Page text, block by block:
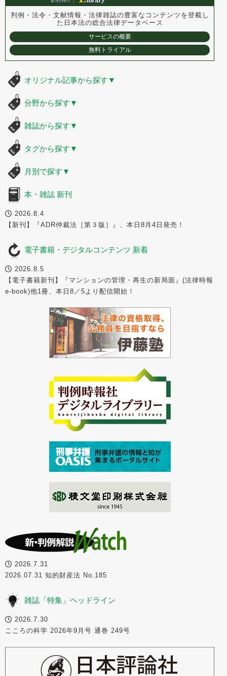
判例・法令・文献情報・法律雑誌の豊富なコンテンツを登載し
た 日本法の総合法律データベース
サービスの概要
無料トライアル
オリジナル記事から探す ▼
分野から探す ▼
雑誌から探す ▼
タグから探す ▼
月別で探す ▼
本・雑誌 新刊
2026.8.4
【新刊】『ADR仲裁法［第３版］』、本日8月4日発売！
電子書籍・デジタルコンテンツ 新着
2026.8.5
【電子書籍新刊】『マンションの管理・再生の新局面』(法律時報
e-book)他1冊、本日8／5より配信開始！
2026.7.31
2026.07.31 知的財産法 No.185
雑誌「特集」ヘッドライン
2026.7.30
こころの科学 2026年9月号 通巻 249号